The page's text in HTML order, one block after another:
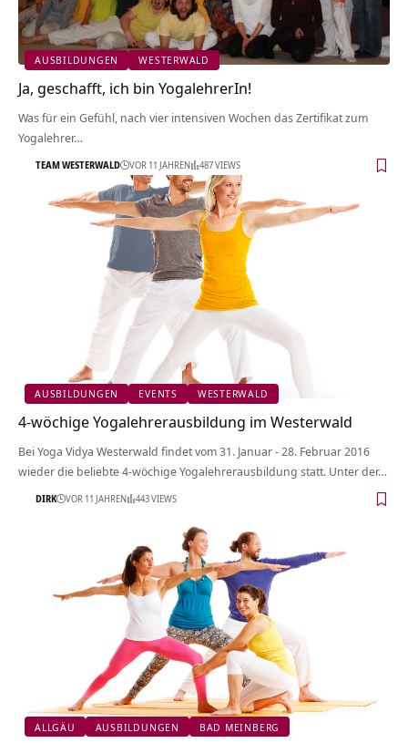
AUSBILDUNGEN WESTERWALD
Ja, geschafft, ich bin YogalehrerIn!
Was für ein Gefühl, nach vier intensiven Wochen das Zertifikat zum
Yogalehrer…
TEAM WESTERWALD VOR 11 JAHREN 487 VIEWS
AUSBILDUNGEN EVENTS WESTERWALD
4-wöchige Yogalehrerausbildung im Westerwald
Bei Yoga Vidya Westerwald findet vom 31. Januar - 28. Februar 2016
wieder die beliebte 4-wöchige Yogalehrerausbildung statt. Unter der…
DIRK VOR 11 JAHREN 443 VIEWS
ALLGÄU AUSBILDUNGEN BAD MEINBERG